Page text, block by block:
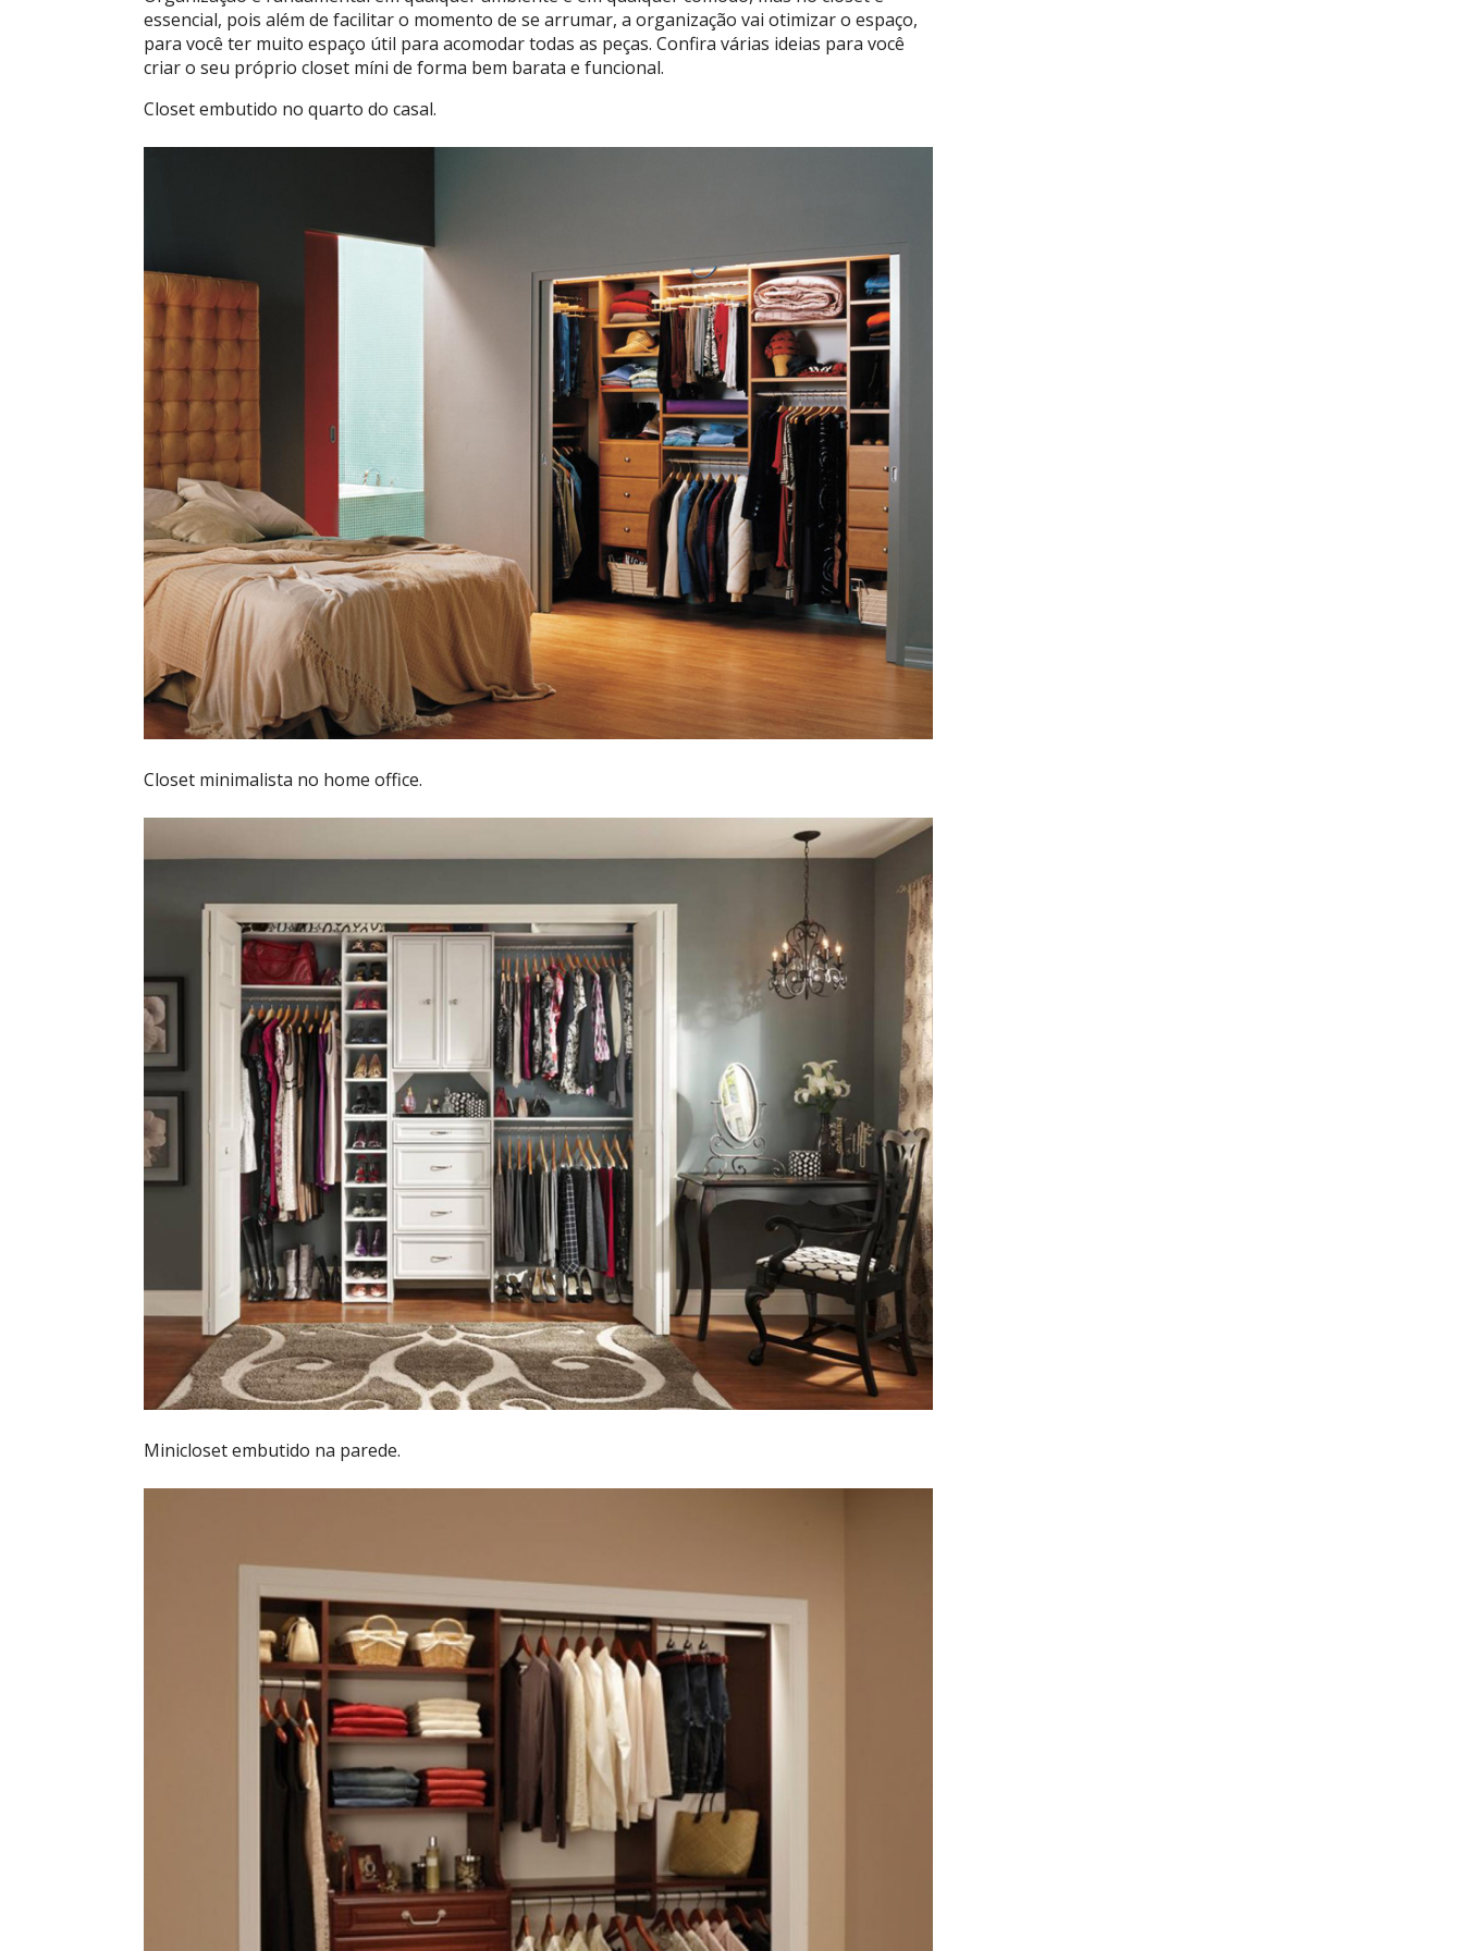
essencial, pois além de facilitar o momento de se arrumar, a organização vai otimizar o espaço,
para você ter muito espaço útil para acomodar todas as peças. Confira várias ideias para você
criar o seu próprio closet míni de forma bem barata e funcional.
Closet embutido no quarto do casal.
Closet minimalista no home office.
Minicloset embutido na parede.